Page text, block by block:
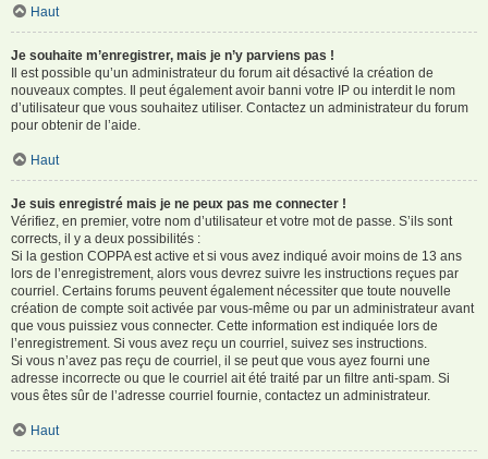
Haut
Je souhaite m’enregistrer, mais je n’y parviens pas !
Il est possible qu’un administrateur du forum ait désactivé la création de
nouveaux comptes. Il peut également avoir banni votre IP ou interdit le nom
d’utilisateur que vous souhaitez utiliser. Contactez un administrateur du forum
pour obtenir de l’aide.
Haut
Je suis enregistré mais je ne peux pas me connecter !
Vérifiez, en premier, votre nom d’utilisateur et votre mot de passe. S’ils sont
corrects, il y a deux possibilités :
Si la gestion COPPA est active et si vous avez indiqué avoir moins de 13 ans
lors de l’enregistrement, alors vous devrez suivre les instructions reçues par
courriel. Certains forums peuvent également nécessiter que toute nouvelle
création de compte soit activée par vous-même ou par un administrateur avant
que vous puissiez vous connecter. Cette information est indiquée lors de
l’enregistrement. Si vous avez reçu un courriel, suivez ses instructions.
Si vous n’avez pas reçu de courriel, il se peut que vous ayez fourni une
adresse incorrecte ou que le courriel ait été traité par un filtre anti-spam. Si
vous êtes sûr de l’adresse courriel fournie, contactez un administrateur.
Haut